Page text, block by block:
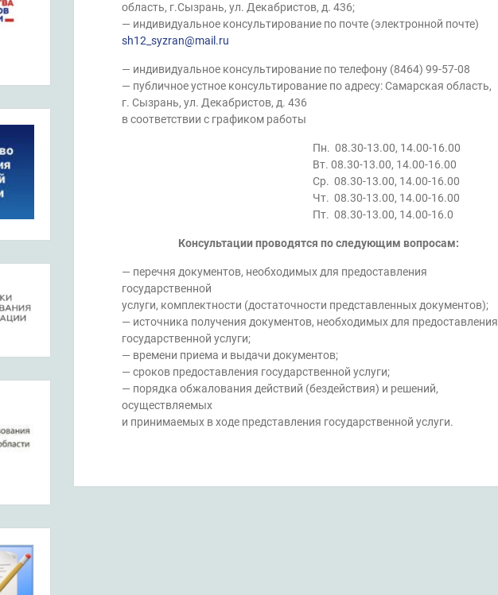
область, г.Сызрань, ул. Декабристов, д. 436;
— индивидуальное консультирование по почте (электронной почте)
sh12_syzran@mail.ru
— индивидуальное консультирование по телефону (8464) 99-57-08
— публичное устное консультирование по адресу: Самарская область,
г. Сызрань, ул. Декабристов, д. 436
в соответствии с графиком работы
Пн. 08.30-13.00, 14.00-16.00
Вт. 08.30-13.00, 14.00-16.00
Ср. 08.30-13.00, 14.00-16.00
Чт. 08.30-13.00, 14.00-16.00
Пт. 08.30-13.00, 14.00-16.0
Консультации проводятся по следующим вопросам:
— перечня документов, необходимых для предоставления
государственной
услуги, комплектности (достаточности представленных документов);
— источника получения документов, необходимых для предоставления
государственной услуги;
— времени приема и выдачи документов;
— сроков предоставления государственной услуги;
— порядка обжалования действий (бездействия) и решений,
осуществляемых
и принимаемых в ходе представления государственной услуги.